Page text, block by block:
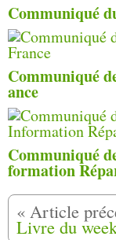
Communiqué
Communiqué
ance
Communiqué
formation